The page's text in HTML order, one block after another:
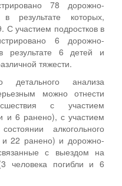
78 дорожно-
результате которых,
С участием подростков в
6 дорожно-
результате 6 детей и
тяжести.
детального анализа
можно отнести
с участием
и 6 ранено), с участием
алкогольного
и 22 ранено) и дорожно-
с выездом на
человека погибли и 6